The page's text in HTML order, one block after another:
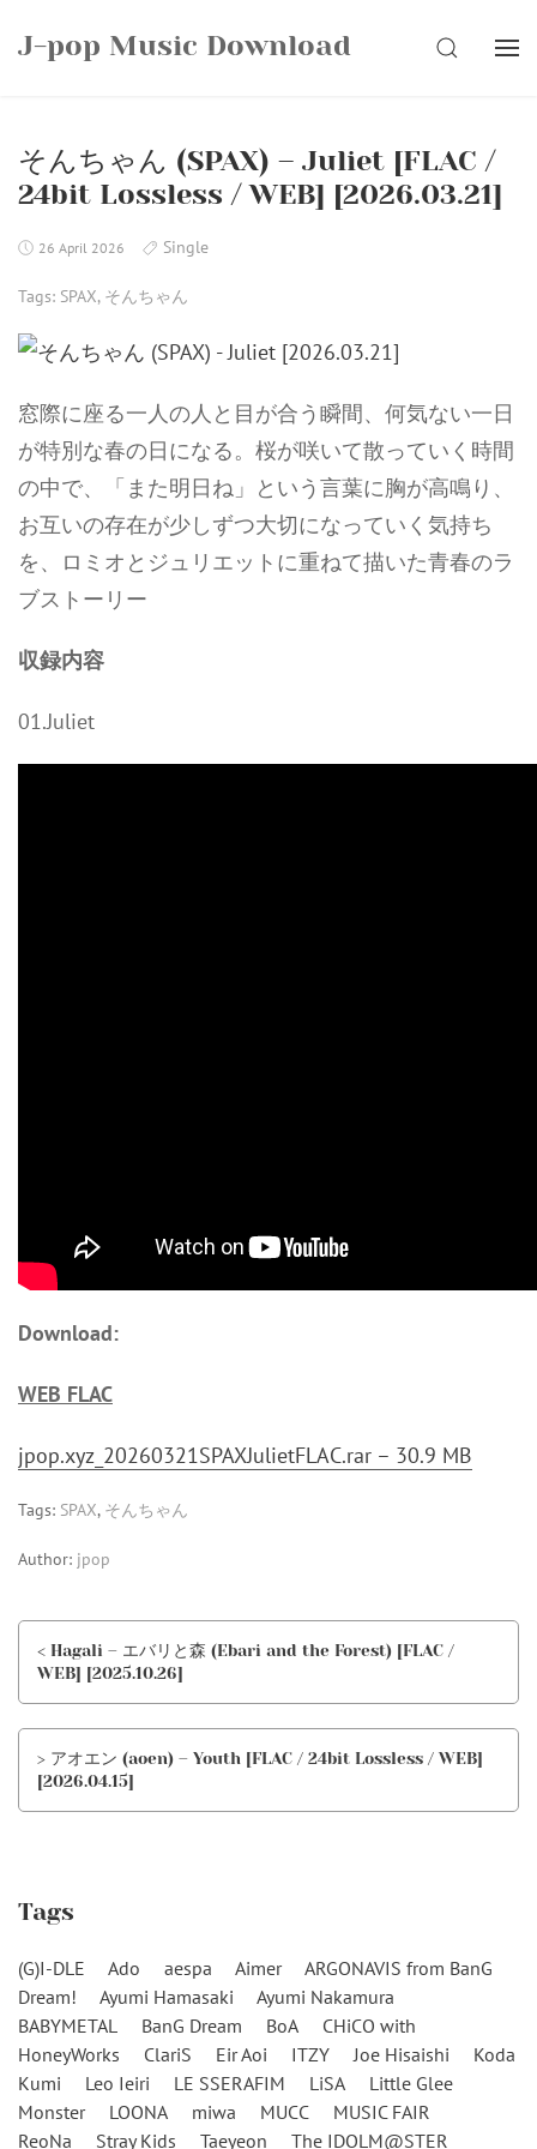
J-pop Music Download SEARCH
そんちゃん (SPAX) – Juliet [FLAC /
24bit Lossless / WEB] [2026.03.21]
26 April 2026 Single
Tags: SPAX, そんちゃん
窓際に座る一人の人と目が合う瞬間、何気ない一日
が特別な春の日になる。桜が咲いて散っていく時間
の中で、「また明日ね」という言葉に胸が高鳴り、
お互いの存在が少しずつ大切になっていく気持ち
を、ロミオとジュリエットに重ねて描いた青春のラ
ブストーリー
収録内容
01.Juliet
Download:
WEB FLAC
jpop.xyz_20260321SPAXJulietFLAC.rar – 30.9 MB
Tags: SPAX, そんちゃん
Author: jpop
< Hagali – エバリと森 (Ebari and the Forest) [FLAC /
WEB] [2025.10.26]
> アオエン (aoen) – Youth [FLAC / 24bit Lossless / WEB]
[2026.04.15]
Tags
(G)I-DLE Ado aespa Aimer
ARGONAVIS from BanG
Dream!
Ayumi Hamasaki
Ayumi Nakamura
BABYMETAL
BanG Dream BoA
CHiCO with
HoneyWorks
ClariS Eir Aoi ITZY Joe Hisaishi
Koda
Kumi
Leo Ieiri LE SSERAFIM LiSA
Little Glee
Monster
LOONA miwa MUCC
MUSIC FAIR
ReoNa
Stray Kids Taeyeon The IDOLM@STER